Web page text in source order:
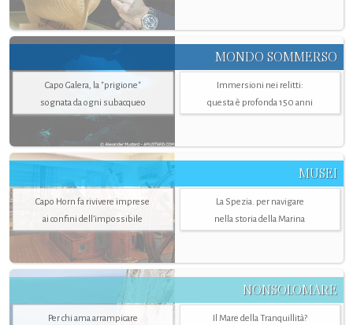
MONDO SOMMERSO
Capo Galera, la "prigione"
sognata da ogni subacqueo
Immersioni nei relitti:
questa è profonda 150 anni
MUSEI
Capo Horn fa rivivere imprese
ai confini dell’impossibile
La Spezia. per navigare
nella storia della Marina
NONSOLOMARE
Per chi ama arrampicare
Il Mare della Tranquillità?